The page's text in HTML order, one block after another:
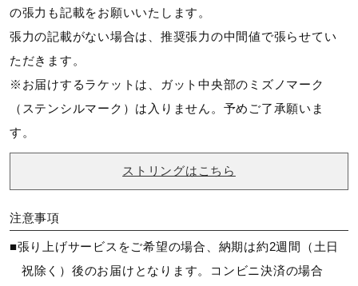
100inch2
（平均）約285g
全長
ラケットスペック情報
の張力も記載をお願いいたします。
張力の記載がない場合は、推奨張力の中間値で張らせてい
ただきます。
※お届けするラケットは、ガット中央部のミズノマーク
（ステンシルマーク）は入りません。予めご了承願いま
す。
ストリングはこちら
注意事項
■張り上げサービスをご希望の場合、納期は約2週間（土日
祝除く）後のお届けとなります。コンビニ決済の場合